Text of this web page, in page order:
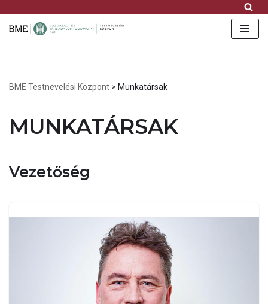
Skip
BME Testnevelési Központ > Munkatársak
MUNKATÁRSAK
Vezetőség